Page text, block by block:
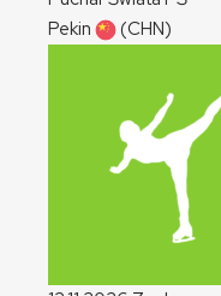
Pekin
(CHN)